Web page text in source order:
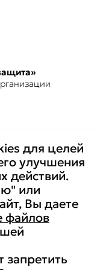
для целей
улучшения
действий.
или
Вы даете
файлов